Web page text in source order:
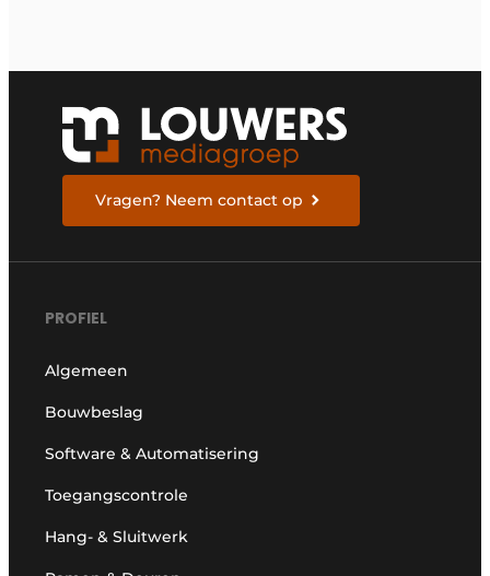
Vragen? Neem contact op
PROFIEL
Algemeen
Bouwbeslag
Software & Automatisering
Toegangscontrole
Hang- & Sluitwerk